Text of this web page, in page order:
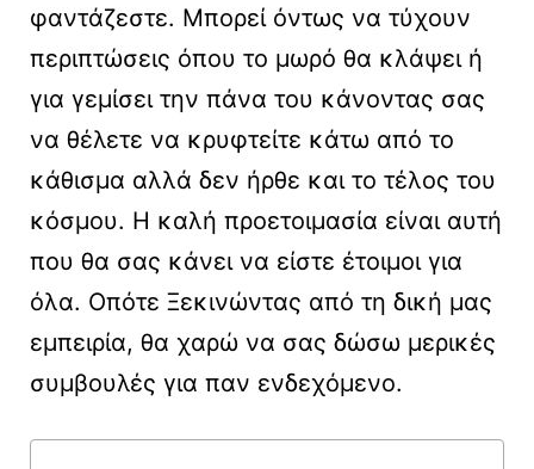
φαντάζεστε. Μπορεί όντως να τύχουν
περιπτώσεις όπου το μωρό θα κλάψει ή
για γεμίσει την πάνα του κάνοντας σας
να θέλετε να κρυφτείτε κάτω από το
κάθισμα αλλά δεν ήρθε και το τέλος του
κόσμου. Η καλή προετοιμασία είναι αυτή
που θα σας κάνει να είστε έτοιμοι για
όλα. Οπότε Ξεκινώντας από τη δική μας
εμπειρία, θα χαρώ να σας δώσω μερικές
συμβουλές για παν ενδεχόμενο.